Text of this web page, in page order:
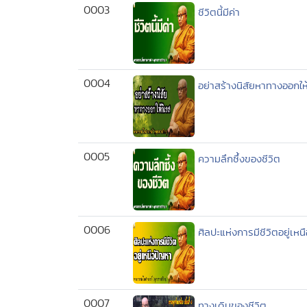
0003 ชีวิตนี้มีค่า
0004 อย่าสร้างนิสัยหาทางออกใ
0005 ความลึกซึ้งของชีวิต
0006 ศิลปะแห่งการมีชีวิตอยู่เห
0007